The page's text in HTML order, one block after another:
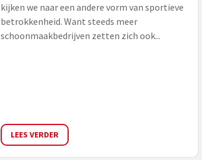
kijken we naar een andere vorm van sportieve
betrokkenheid. Want steeds meer
schoonmaakbedrijven zetten zich ook...
LEES VERDER